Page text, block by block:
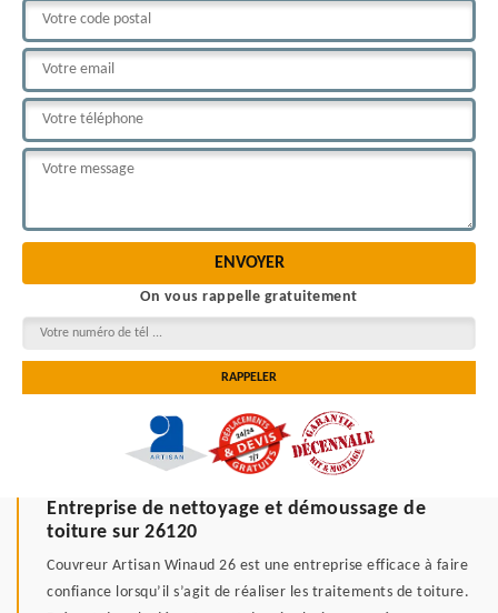
On vous rappelle gratuitement
Entreprise de nettoyage et démoussage de
toiture sur 26120
Couvreur Artisan Winaud 26 est une entreprise efficace à faire
confiance lorsqu’il s’agit de réaliser les traitements de toiture.